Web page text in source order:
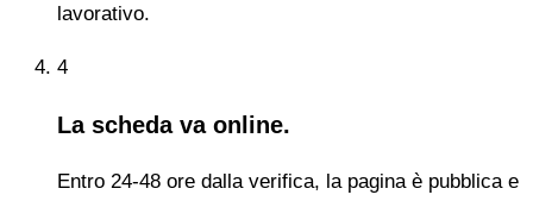
lavorativo.
4
La scheda va online.
Entro 24-48 ore dalla verifica, la pagina è pubblica e